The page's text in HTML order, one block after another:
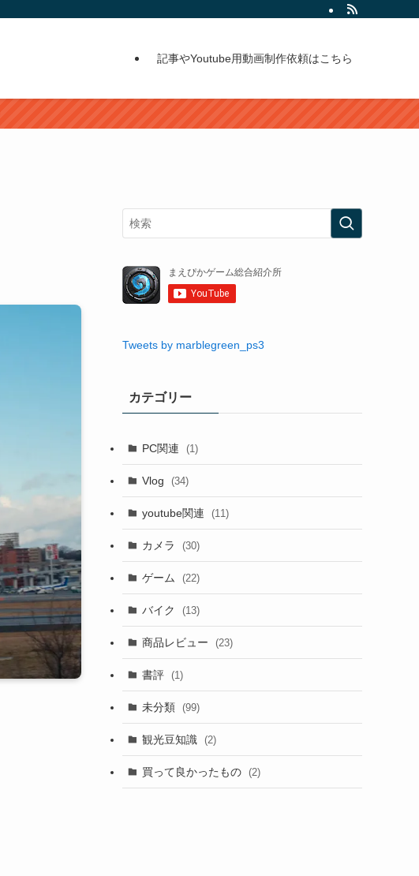
記事やYoutube用動画制作依頼はこちら
Tweets by marblegreen_ps3
カテゴリー
PC関連 (1)
Vlog (34)
youtube関連 (11)
カメラ (30)
ゲーム (22)
バイク (13)
商品レビュー (23)
書評 (1)
未分類 (99)
観光豆知識 (2)
買って良かったもの (2)